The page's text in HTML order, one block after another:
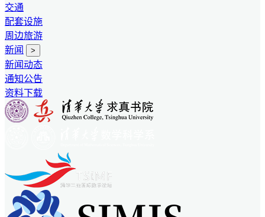
交通
配套设施
周边旅游
新闻
>
新闻动态
通知公告
资料下载